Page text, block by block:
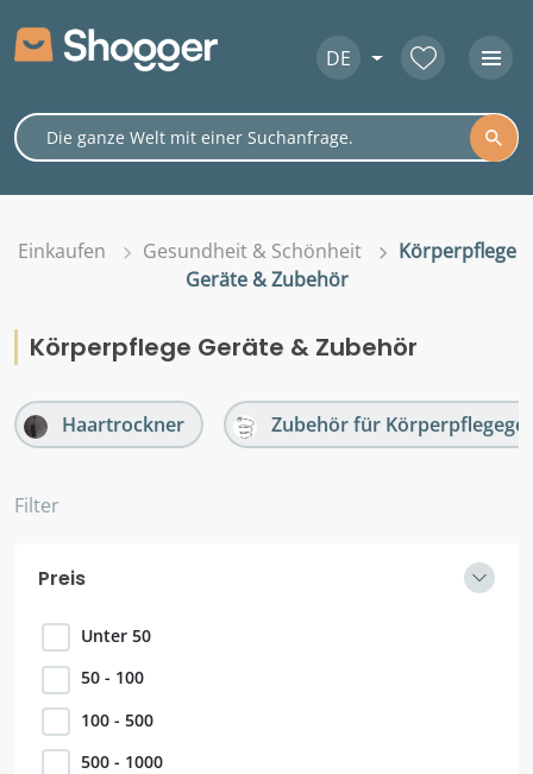
DE
Einkaufen Gesundheit & Schönheit
Körperpflege
Geräte & Zubehör
Körperpflege Geräte & Zubehör
Haartrockner Zubehör für
Filter
Preis
Unter 50
50 - 100
100 - 500
500 - 1000